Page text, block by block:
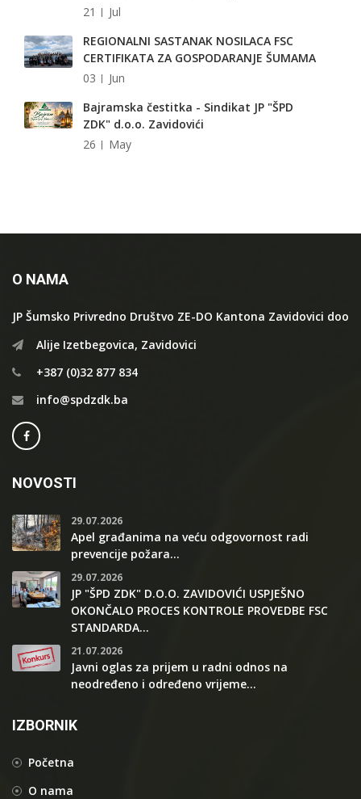
21
Jul
REGIONALNI SASTANAK NOSILACA FSC
CERTIFIKATA ZA GOSPODARANJE ŠUMAMA
03
Jun
Bajramska čestitka - Sindikat JP "ŠPD
ZDK" d.o.o. Zavidovići
26
May
O NAMA
JP Šumsko Privredno Društvo ZE-DO Kantona Zavidovici doo
Alije Izetbegovica, Zavidovici
+387 (0)32 877 834
info@spdzdk.ba
NOVOSTI
29.07.2026
Apel građanima na veću odgovornost radi
prevencije požara...
29.07.2026
JP "ŠPD ZDK" D.O.O. ZAVIDOVIĆI USPJEŠNO
OKONČALO PROCES KONTROLE PROVEDBE FSC
STANDARDA...
21.07.2026
Javni oglas za prijem u radni odnos na
neodređeno i određeno vrijeme...
IZBORNIK
Početna
O nama